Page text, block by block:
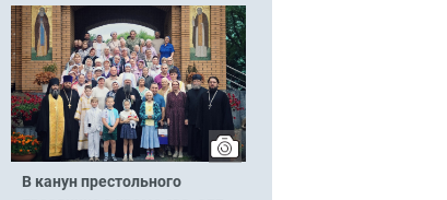
В канун престольного